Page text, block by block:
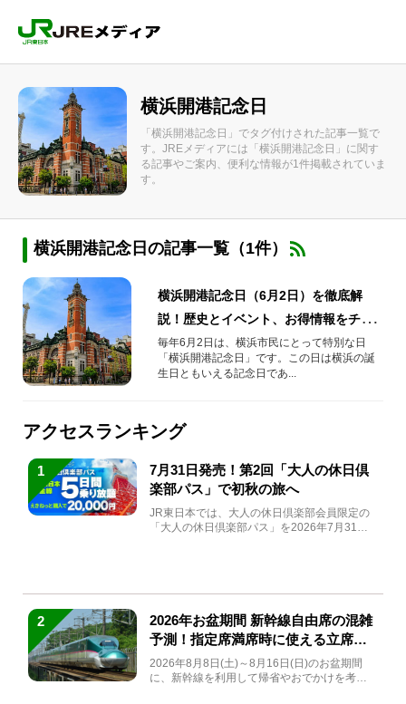
横浜開港記念日
「横浜開港記念日」でタグ付けされた記事一覧で
す。JREメディアには「横浜開港記念日」に関す
る記事やご案内、便利な情報が1件掲載されていま
す。
横浜開港記念日の記事一覧（1件）
横浜開港記念日（6月2日）を徹底解
説！歴史とイベント、お得情報をチェ
ック
毎年6月2日は、横浜市民にとって特別な日
「横浜開港記念日」です。この日は横浜の誕
生日ともいえる記念日であ...
アクセスランキング
1
7月31日発売！第2回「大人の休日倶
楽部パス」で初秋の旅へ
JR東日本では、大人の休日倶楽部会員限定の
「大人の休日倶楽部パス」を2026年7月31日
2
2026年お盆期間 新幹線自由席の混雑
予測！指定席満席時に使える立席特
急券も解説
2026年8月8日(土)～8月16日(日)のお盆期間
に、新幹線を利用して帰省やおでかけを考え